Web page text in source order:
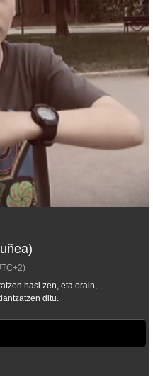
hasi zen, eta orain,
ditu.